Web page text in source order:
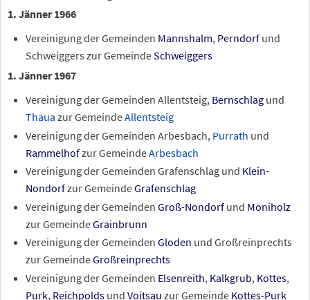
1. Jänner 1966
Vereinigung der Gemeinden Mannshalm, Perndorfund
Schweiggers zur GemeindeSchweiggers
1. Jänner 1967
Vereinigung der Gemeinden Allentsteig, Bernschlagund
Thaua zur GemeindeAllentsteig
Vereinigung der Gemeinden Arbesbach, Purrath und
Rammelhofzur GemeindeArbesbach
Vereinigung der Gemeinden Grafenschlag und Klein-
Nondorfzur GemeindeGrafenschlag
Vereinigung der Gemeinden Groß-Nondorfund Moniholz
zur GemeindeGrainbrunn
Vereinigung der Gemeinden Gloden und Großreinprechts
zur GemeindeGroßreinprechts
Vereinigung der Gemeinden Elsenreith, Kalkgrub, Kottes,
Purk, Reichpoldsund Voitsau zur Gemeinde Kottes-Purk